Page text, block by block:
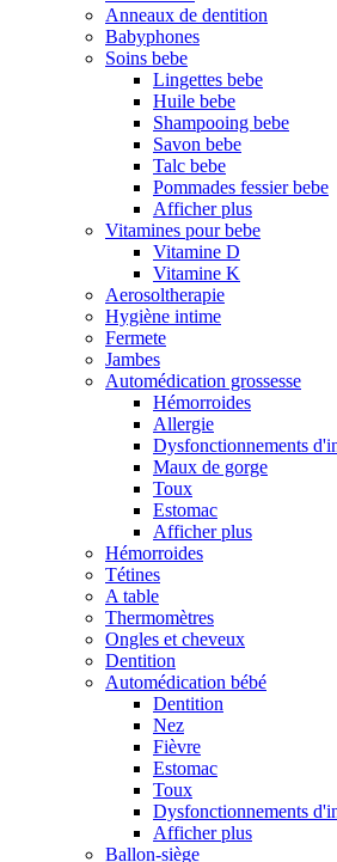
Anneaux de dentition
Babyphones
Soins bebe
Lingettes bebe
Huile bebe
Shampooing bebe
Savon bebe
Talc bebe
Pommades fessier bebe
Afficher plus
Vitamines pour bebe
Vitamine D
Vitamine K
Aerosoltherapie
Hygiène intime
Fermete
Jambes
Automédication grossesse
Hémorroides
Allergie
Dysfonctionnements
Maux de gorge
Toux
Estomac
Afficher plus
Hémorroides
Tétines
A table
Thermomètres
Ongles et cheveux
Dentition
Automédication bébé
Dentition
Nez
Fièvre
Estomac
Toux
Dysfonctionnements
Afficher plus
Ballon-siège